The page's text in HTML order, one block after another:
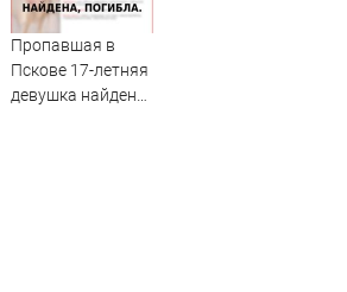
Пропавшая в
Пскове 17-летняя
девушка найдена